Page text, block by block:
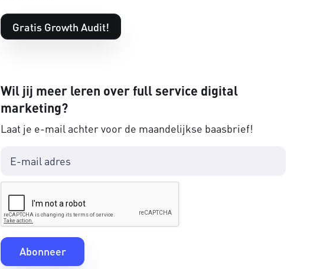
Gratis Growth Audit!
Wil jij meer leren over full service digital
marketing?
Laat je e-mail achter voor de maandelijkse baasbrief!